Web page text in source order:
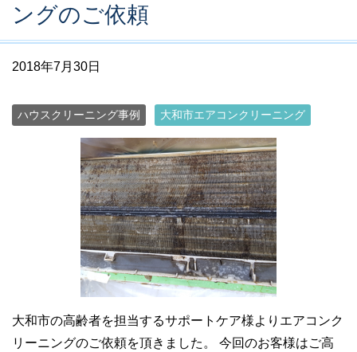
ングのご依頼
2018年7月30日
ハウスクリーニング事例 大和市エアコンクリーニング
大和市の高齢者を担当するサポートケア様よりエアコンク
リーニングのご依頼を頂きました。 今回のお客様はご高